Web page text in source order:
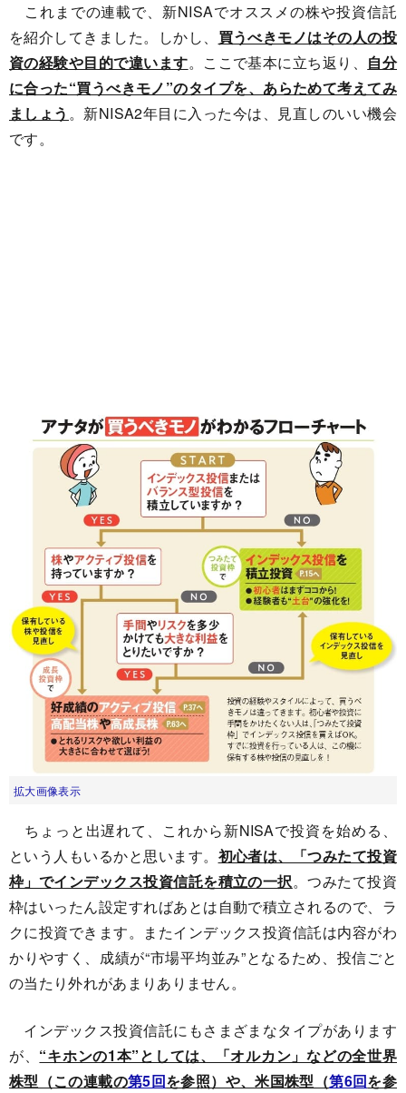
これまでの連載で、新NISAでオススメの株や投資信託
を紹介してきました。しかし、 買うべきモノはその人の投
資の経験や目的で違います。ここで基本に立ち返り、 自分
に合った“買うべきモノ”のタイプを、あらためて考えてみ
ましょう 。新NISA2年目に入った今は、見直しのいい機会
です。
拡大画像表示
ちょっと出遅れて、これから新NISAで投資を始める、
という人もいるかと思います。 初心者は、「つみたて投資
枠」でインデックス投資信託を積立の一択。つみたて投資
枠はいったん設定すればあとは自動で積立されるので、ラ
クに投資できます。またインデックス投資信託は内容がわ
かりやすく、成績が“市場平均並み”となるため、投信ごと
の当たり外れがあまりありません。
インデックス投資信託にもさまざまなタイプがあります
が、 “キホンの1本”としては、「オルカン」などの全世界
株型（この連載の第5回を参照）や、米国株型（第6回を参